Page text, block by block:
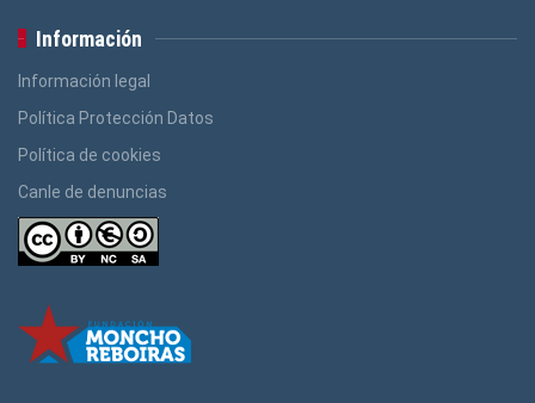
Información
Información legal
Política Protección Datos
Política de cookies
Canle de denuncias